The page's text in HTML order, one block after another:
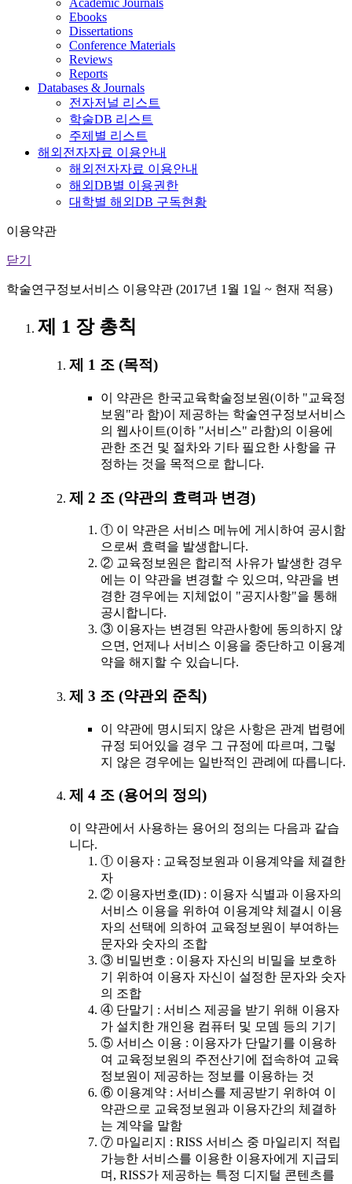
Academic Journals
Ebooks
Dissertations
Conference Materials
Reviews
Reports
Databases & Journals
전자저널 리스트
학술DB 리스트
주제별 리스트
해외전자자료 이용안내
해외전자자료 이용안내
해외DB별 이용권한
대학별 해외DB 구독현황
이용약관
닫기
학술연구정보서비스 이용약관 (2017년 1월 1일 ~ 현재 적용)
제 1 장 총칙
제 1 조 (목적)
이 약관은 한국교육학술정보원(이하 "교육정
보원"라 함)이 제공하는 학술연구정보서비스
의 웹사이트(이하 "서비스" 라함)의 이용에
관한 조건 및 절차와 기타 필요한 사항을 규
정하는 것을 목적으로 합니다.
제 2 조 (약관의 효력과 변경)
① 이 약관은 서비스 메뉴에 게시하여 공시함
으로써 효력을 발생합니다.
② 교육정보원은 합리적 사유가 발생한 경우
에는 이 약관을 변경할 수 있으며, 약관을 변
경한 경우에는 지체없이 "공지사항"을 통해
공시합니다.
③ 이용자는 변경된 약관사항에 동의하지 않
으면, 언제나 서비스 이용을 중단하고 이용계
약을 해지할 수 있습니다.
제 3 조 (약관외 준칙)
이 약관에 명시되지 않은 사항은 관계 법령에
규정 되어있을 경우 그 규정에 따르며, 그렇
지 않은 경우에는 일반적인 관례에 따릅니다.
제 4 조 (용어의 정의)
이 약관에서 사용하는 용어의 정의는 다음과 같습
니다.
① 이용자 : 교육정보원과 이용계약을 체결한
자
② 이용자번호(ID) : 이용자 식별과 이용자의
서비스 이용을 위하여 이용계약 체결시 이용
자의 선택에 의하여 교육정보원이 부여하는
문자와 숫자의 조합
③ 비밀번호 : 이용자 자신의 비밀을 보호하
기 위하여 이용자 자신이 설정한 문자와 숫자
의 조합
④ 단말기 : 서비스 제공을 받기 위해 이용자
가 설치한 개인용 컴퓨터 및 모뎀 등의 기기
⑤ 서비스 이용 : 이용자가 단말기를 이용하
여 교육정보원의 주전산기에 접속하여 교육
정보원이 제공하는 정보를 이용하는 것
⑥ 이용계약 : 서비스를 제공받기 위하여 이
약관으로 교육정보원과 이용자간의 체결하
는 계약을 말함
⑦ 마일리지 : RISS 서비스 중 마일리지 적립
가능한 서비스를 이용한 이용자에게 지급되
며, RISS가 제공하는 특정 디지털 콘텐츠를